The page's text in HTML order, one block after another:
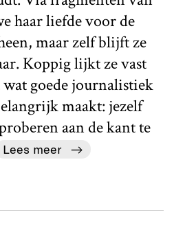
haar liefde voor de
maar zelf blijft ze
Koppig lijkt ze vast
wat goede journalistiek
maakt: jezelf
aan de kant te
Lees meer